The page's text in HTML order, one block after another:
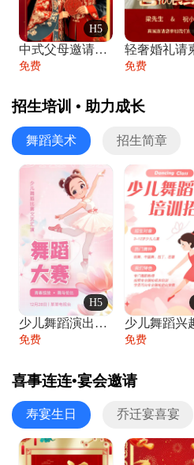
H5
中式父母邀请函婚礼结婚请柬请贴父母邀请方
免费 免费
招生培训 • 助力成长
舞蹈美术 招生简章
H5
少儿舞蹈演出舞蹈比赛跳舞大赛文艺汇演活动
免费 免费
喜事连连•宴会邀请
寿宴生日 乔迁宴喜宴